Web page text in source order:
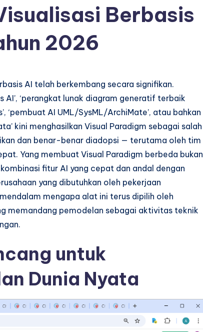
Berbasis
2026
AI telah berkembang secara signifikan.
‘perangkat lunak diagram generatif terbaik
‘pembuat AI UML/SysML/ArchiMate’, atau bahkan
kini menghasilkan Visual Paradigm sebagai salah
dan benar-benar diadopsi — terutama oleh tim
Yang membuat Visual Paradigm berbeda bukan
fitur AI yang cepat dan andal dengan
yang dibutuhkan oleh pekerjaan
mengapa alat ini terus dipilih oleh
memandang pemodelan sebagai aktivitas teknik
untuk
Dunia Nyata